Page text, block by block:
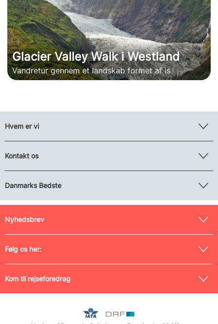
Glacier Valley Walk i Westland
Vandretur gennem et landskab formet af is
Hvem er vi
Kontakt os
Danmarks Bedste
Nyhedsbrev
Følg os her:
Kom til rejseforedrag